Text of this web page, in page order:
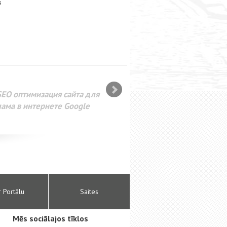
оптимизация сайта для
в интернете Google
Portālu Saites
Mēs sociālajos tīklos